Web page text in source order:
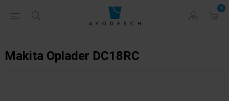
0
Makita Oplader DC18RC